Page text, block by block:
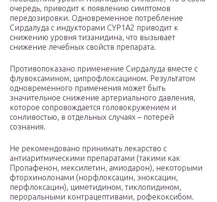
очередь, приводит к появлению симптомов
передозировки. Одновременное потребление
Сирдалуда с индукторами CYP1A2 приводит к
снижению уровня тизанидина, что вызывает
снижение лечебных свойств препарата.
Противопоказано применение Сирдалуда вместе с
флувоксамином, ципрофлоксацином. Результатом
одновременного применения может быть
значительное снижение артериального давления,
которое сопровождается головокружением и
сонливостью, в отдельных случаях – потерей
сознания.
Не рекомендовано принимать лекарство с
антиаритмическими препаратами (такими как
Пропафенон, мексилетин, амиодарон), некоторыми
фторхинолонами (норфлоксацин, эноксацин,
перфлоксацин), циметидином, тиклопидином,
пероральными контрацептивами, рофекоксибом.